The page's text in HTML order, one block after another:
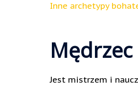
Inne archetypy
Mędrzec
Jest mistrzem i